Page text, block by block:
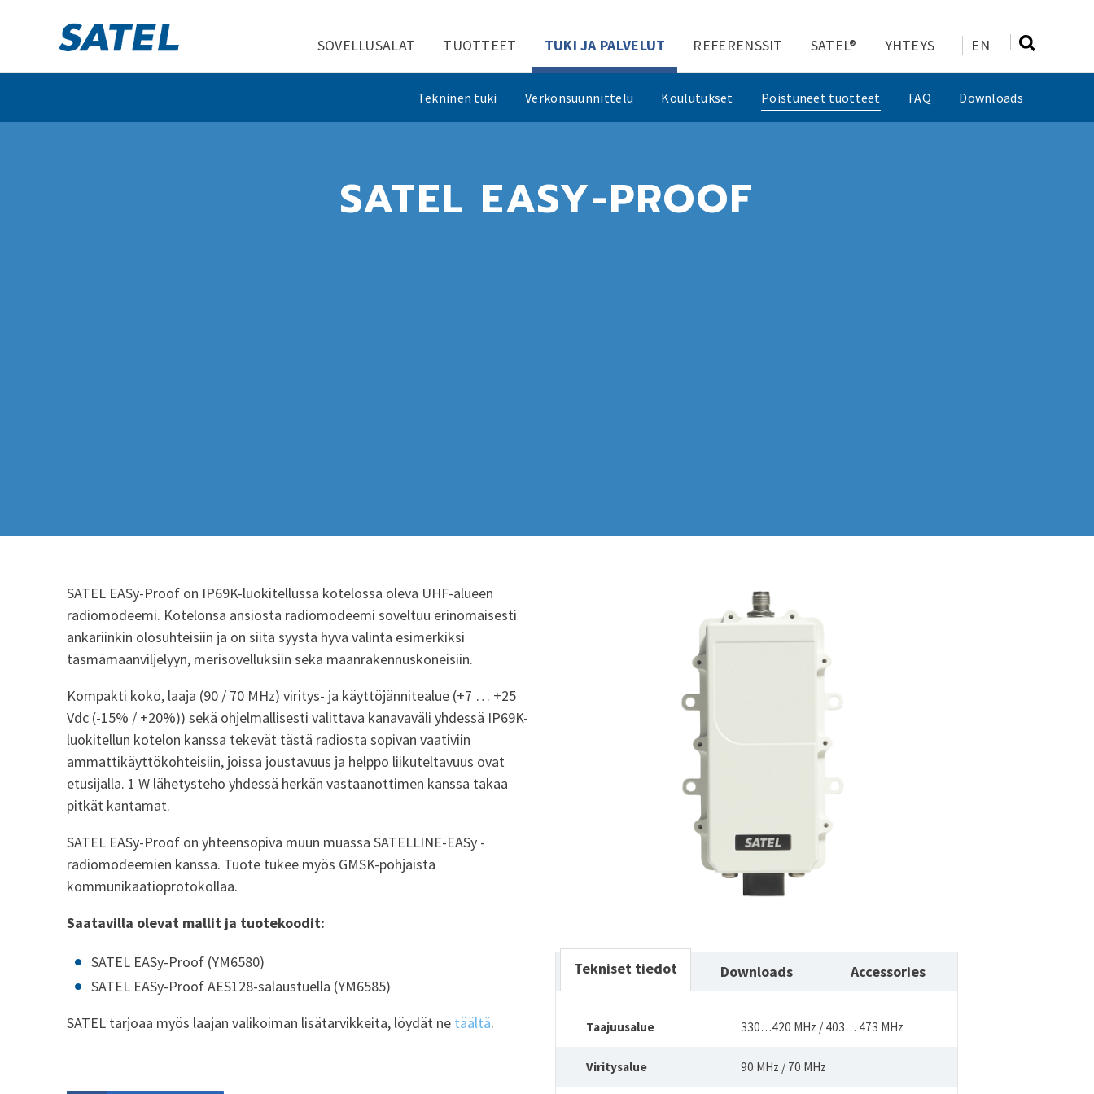
SOVELLUSALAT TUOTTEET TUKI JA PALVELUT
Tekninen tuki Verkonsuunnittelu Koulutukset Poistuneet tuotteet FAQ Downloads
REFERENSSIT SATEL® YHTEYS EN
SATEL EASY-PROOF
SATEL EASy-Proof on IP69K-luokitellussa kotelossa oleva UHF-alueen
radiomodeemi. Kotelonsa ansiosta radiomodeemi soveltuu erinomaisesti
ankariinkin olosuhteisiin ja on siitä syystä hyvä valinta esimerkiksi
täsmämaanviljelyyn, merisovelluksiin sekä maanrakennuskoneisiin.
Kompakti koko, laaja (90 / 70 MHz) viritys- ja käyttöjännitealue (+7 … +25
Vdc (-15% / +20%)) sekä ohjelmallisesti valittava kanavaväli yhdessä IP69K-
luokitellun kotelon kanssa tekevät tästä radiosta sopivan vaativiin
ammattikäyttökohteisiin, joissa joustavuus ja helppo liikuteltavuus ovat
etusijalla. 1 W lähetysteho yhdessä herkän vastaanottimen kanssa takaa
pitkät kantamat.
SATEL EASy-Proof on yhteensopiva muun muassa SATELLINE-EASy -
radiomodeemien kanssa. Tuote tukee myös GMSK-pohjaista
kommunikaatioprotokollaa.
Saatavilla olevat mallit ja tuotekoodit:
SATEL EASy-Proof (YM6580)
SATEL EASy-Proof AES128-salaustuella (YM6585)
SATEL tarjoaa myös laajan valikoiman lisätarvikkeita, löydät ne täältä.
Tekniset tiedot Downloads Accessories
Taajuusalue 330…420 MHz / 403… 473 MHz
Viritysalue 90 MHz / 70 MHz